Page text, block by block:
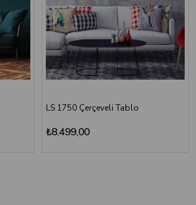
LS 1750 Çerçeveli Tablo
₺8.499,00